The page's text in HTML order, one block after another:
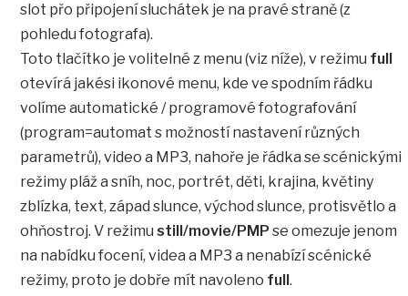
slot přo připojení sluchátek je na pravé straně (z
pohledu fotografa).
Toto tlačítko je volitelné z menu (viz níže), v režimu full
otevírá jakési ikonové menu, kde ve spodním řádku
volíme automatické / programové fotografování
(program=automat s možností nastavení různých
parametrů), video a MP3, nahoře je řádka se scénickými
režimy pláž a sníh, noc, portrét, děti, krajina, květiny
zblízka, text, západ slunce, východ slunce, protisvětlo a
ohňostroj. V režimustill/movie/PMP se omezuje jenom
na nabídku focení, videa a MP3 a nenabízí scénické
režimy, proto je dobře mít navoleno full.